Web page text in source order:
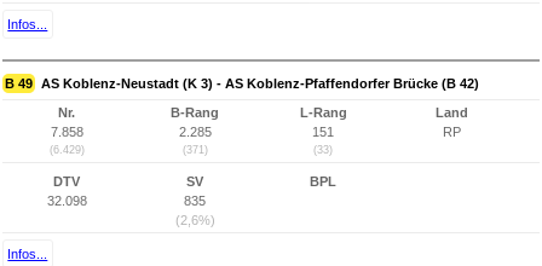
Infos...
B 49 AS Koblenz-Neustadt (K 3) - AS Koblenz-Pfaffendorfer Brücke (B 42)
Nr.
7.858
(6.429)
B-Rang
2.285
(371)
L-Rang
151
(33)
Land
RP
DTV
32.098
SV
835
(2,6%)
BPL
Infos...